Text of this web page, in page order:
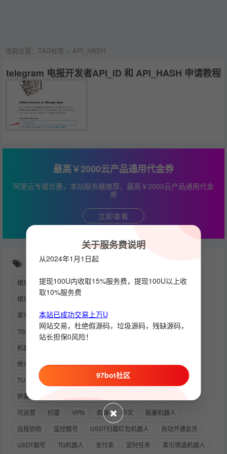
当前位置： TAG标签 > API_HASH
telegram 电报开发者API_ID 和 API_HASH 申请教程
最高￥2000云产品通用代金券
阿里云专属优惠，本站服务器推荐，最高￥2000云产品通用代金
券
立即查看
随机推荐
模块机器人搭建教程 请问下协议好是如何弄的啊
UNIAPP
模块化
钱包交易机器人游戏机器人
索引机器人
群发言 PY下载
TG筛子TG骰子TG快3游戏
出款 群活跃 电报群
机器人成品
统计
群管机器人 快三 群发 视频
NODE机器人
TUTORIAL
OKPAY
供需机器人
可运营
扫雷 VPN 担保 中文
能量机器人
远程协助
监控靓号 USDT扫雷红包机器人
自动开通会员
USDT靓号
TG机器人 支付系 定时任务 索引筛选机器人
关于服务费说明
从2024年1月1日起
提现100U内收取15%服务费，提现100U以上收
取10%服务费
本站已成功交易上万U
网站交易，杜绝假源码，垃圾源码，残缺源码，
站长担保0风险！
97bot社区